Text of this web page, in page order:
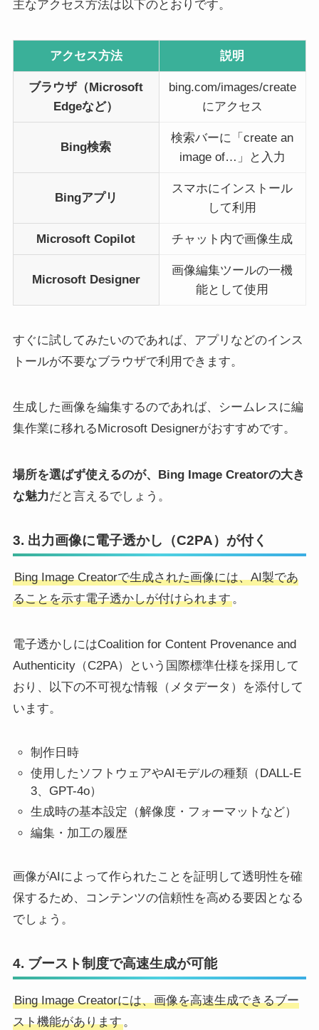
主なアクセス方法は以下のとおりです。
アクセス方法 説明
ブラウザ（Microsoft
Edgeなど）
bing.com/images/create
にアクセス
Bing検索
検索バーに「create an
image of…」と入力
Bingアプリ
スマホにインストール
して利用
Microsoft Copilot チャット内で画像生成
Microsoft Designer
画像編集ツールの一機
能として使用
すぐに試してみたいのであれば、アプリなどのインス
トールが不要なブラウザで利用できます。
生成した画像を編集するのであれば、シームレスに編
集作業に移れるMicrosoft Designerがおすすめです。
場所を選ばず使えるのが、Bing Image Creatorの大き
な魅力だと言えるでしょう。
3. 出力画像に電子透かし（C2PA）が付く
Bing Image Creatorで生成された画像には、AI製であ
ることを示す電子透かしが付けられます。
電子透かしにはCoalition for Content Provenance and
Authenticity（C2PA）という国際標準仕様を採用して
おり、以下の不可視な情報（メタデータ）を添付して
います。
制作日時
使用したソフトウェアやAIモデルの種類（DALL-E
3、GPT-4o）
生成時の基本設定（解像度・フォーマットなど）
編集・加工の履歴
画像がAIによって作られたことを証明して透明性を確
保するため、コンテンツの信頼性を高める要因となる
でしょう。
4. ブースト制度で高速生成が可能
Bing Image Creatorには、画像を高速生成できるブー
スト機能があります。